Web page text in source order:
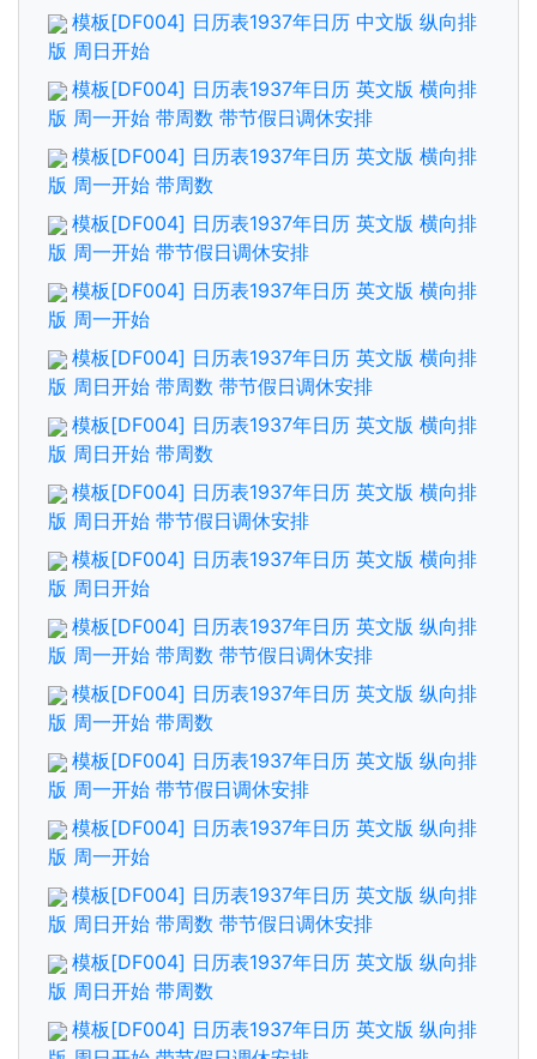
模板[DF004] 日历表1937年日历 中文版 纵向排
版 周日开始
模板[DF004] 日历表1937年日历 英文版 横向排
版 周一开始 带周数 带节假日调休安排
模板[DF004] 日历表1937年日历 英文版 横向排
版 周一开始 带周数
模板[DF004] 日历表1937年日历 英文版 横向排
版 周一开始 带节假日调休安排
模板[DF004] 日历表1937年日历 英文版 横向排
版 周一开始
模板[DF004] 日历表1937年日历 英文版 横向排
版 周日开始 带周数 带节假日调休安排
模板[DF004] 日历表1937年日历 英文版 横向排
版 周日开始 带周数
模板[DF004] 日历表1937年日历 英文版 横向排
版 周日开始 带节假日调休安排
模板[DF004] 日历表1937年日历 英文版 横向排
版 周日开始
模板[DF004] 日历表1937年日历 英文版 纵向排
版 周一开始 带周数 带节假日调休安排
模板[DF004] 日历表1937年日历 英文版 纵向排
版 周一开始 带周数
模板[DF004] 日历表1937年日历 英文版 纵向排
版 周一开始 带节假日调休安排
模板[DF004] 日历表1937年日历 英文版 纵向排
版 周一开始
模板[DF004] 日历表1937年日历 英文版 纵向排
版 周日开始 带周数 带节假日调休安排
模板[DF004] 日历表1937年日历 英文版 纵向排
版 周日开始 带周数
模板[DF004] 日历表1937年日历 英文版 纵向排